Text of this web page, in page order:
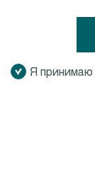
Я принимаю